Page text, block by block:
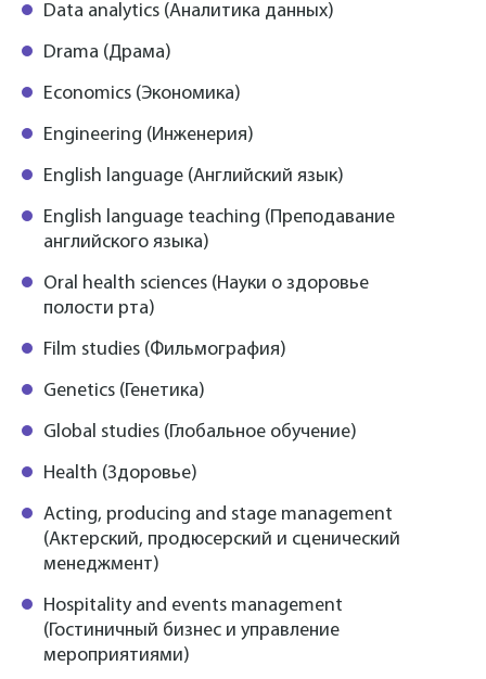
Data analytics (Аналитика данных)
Drama (Драма)
Economics (Экономика)
Engineering (Инженерия)
English language (Английский язык)
English language teaching (Преподавание
английского языка)
Oral health sciences (Науки о здоровье
полости рта)
Film studies (Фильмография)
Genetics (Генетика)
Global studies (Глобальное обучение)
Health (Здоровье)
Acting, producing and stage management
(Актерский, продюсерский и сценический
менеджмент)
Hospitality and events management
(Гостиничный бизнес и управление
мероприятиями)